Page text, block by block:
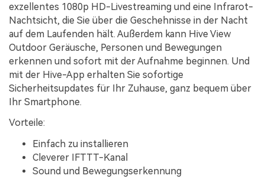
exzellentes 1080p HD-Livestreaming und eine Infrarot-
Nachtsicht, die Sie über die Geschehnisse in der Nacht
auf dem Laufenden hält. Außerdem kann Hive View
Outdoor Geräusche, Personen und Bewegungen
erkennen und sofort mit der Aufnahme beginnen. Und
mit der Hive-App erhalten Sie sofortige
Sicherheitsupdates für Ihr Zuhause, ganz bequem über
Ihr Smartphone.
Vorteile:
Einfach zu installieren
Cleverer IFTTT-Kanal
Sound und Bewegungserkennung